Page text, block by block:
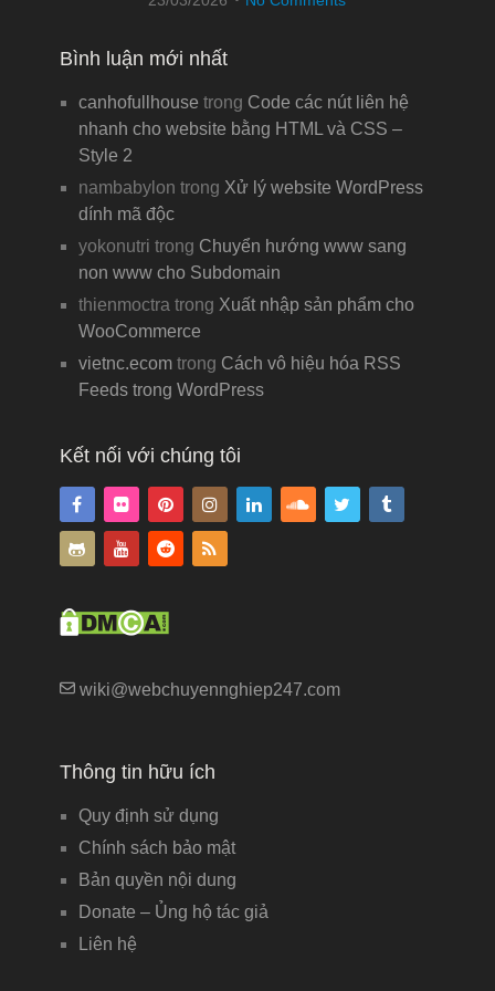
Bình luận mới nhất
canhofullhouse trong Code các nút liên hệ
nhanh cho website bằng HTML và CSS –
Style 2
nambabylon trong Xử lý website WordPress
dính mã độc
yokonutri trong Chuyển hướng www sang
non www cho Subdomain
thienmoctra trong Xuất nhập sản phẩm cho
WooCommerce
vietnc.ecomtrong Cách vô hiệu hóa RSS
Feeds trong WordPress
Kết nối với chúng tôi
wiki@webchuyennghiep247.com
Thông tin hữu ích
Quy định sử dụng
Chính sách bảo mật
Bản quyền nội dung
Donate – Ủng hộ tác giả
Liên hệ